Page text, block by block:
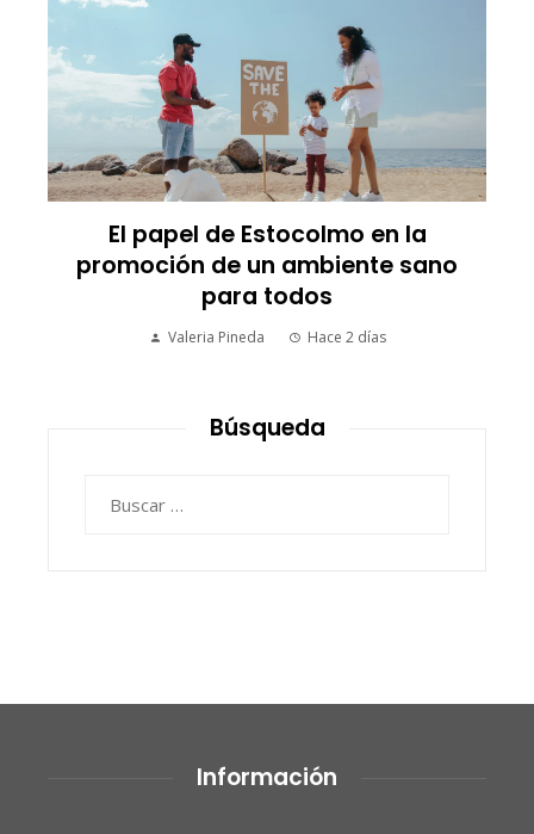
El papel de Estocolmo en la
promoción de un ambiente sano
para todos
Valeria Pineda Hace 2 días
Búsqueda
Información